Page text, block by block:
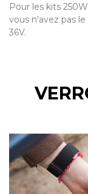
Pour les kits
vous n'avez pas
36V.